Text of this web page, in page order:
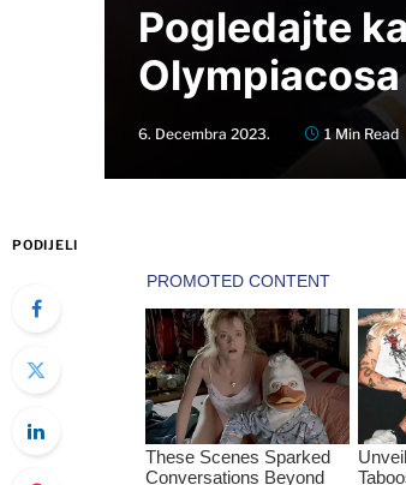
Pogledajte
6. Decembra 2023. 1 Min Read
PODIJELI